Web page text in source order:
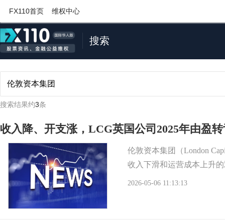
FX110首页 维权中心
搜索
搜索结果约3条
收入降、开支涨，LCG英国公司2025年由盈
伦敦资本集团（London
收入下滑和运营成本上升
2026-05-06 11:13:13